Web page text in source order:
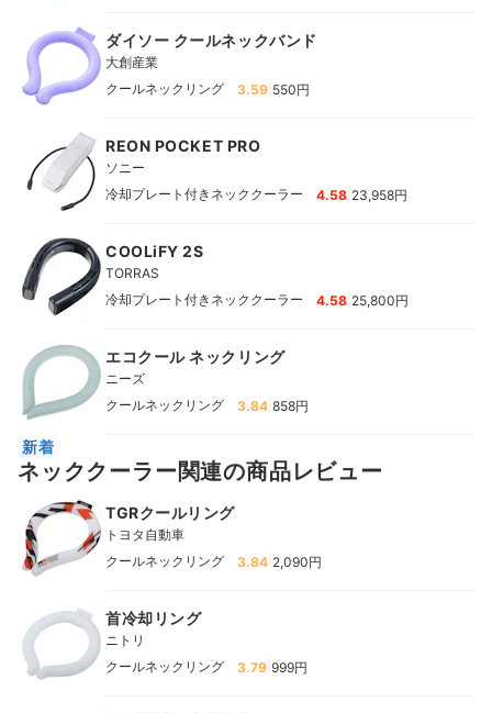
ダイソー クールネックバンド
大創産業
クールネックリング
3.59 550円
REON POCKET PRO
ソニー
冷却プレート付きネッククーラー
4.58 23,958円
COOLiFY 2S
TORRAS
冷却プレート付きネッククーラー
4.58 25,800円
エコクール ネックリング
ニーズ
クールネックリング
3.84 858円
新着
ネッククーラー関連の商品レビュー
TGRクールリング
トヨタ自動車
クールネックリング
3.84 2,090円
首冷却リング
ニトリ
クールネックリング
3.79 999円